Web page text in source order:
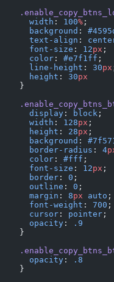
      width
: 100% ;
      background
:
      text-align
:
      font-size
: 12px ;
      color
: #e7f1ff ;
      line-height
: 30px
      height
: 30px
    }
      display
: block ;
      width
: 128px ;
      height
: 28px ;
      background
:
      border-radius
: 4
      color
: #fff ;
      font-size
: 12px ;
      border
: 0 ;
      outline
: 0 ;
      margin
: 8px auto ;
      font-weight
: 700 ;
      cursor
: pointer ;
      opacity
:
.9
    }
      opacity
:
.8
    }